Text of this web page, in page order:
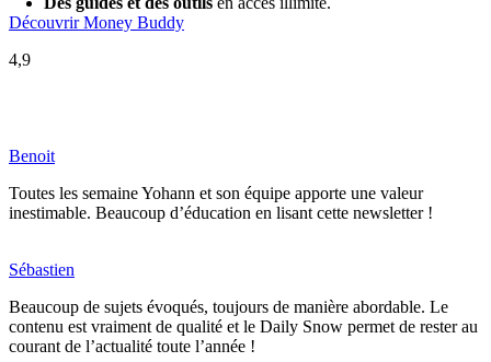
Découvrir Money Buddy
4,9
Benoit
Toutes les semaine Yohann et son équipe apporte une valeur
inestimable. Beaucoup d’éducation en lisant cette newsletter !
Sébastien
Beaucoup de sujets évoqués, toujours de manière abordable. Le
contenu est vraiment de qualité et le Daily Snow permet de rester au
courant de l’actualité toute l’année !